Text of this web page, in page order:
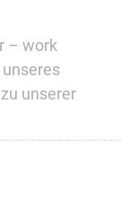
– work
unserer